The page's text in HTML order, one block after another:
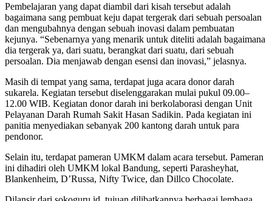
Pembelajaran yang dapat diambil dari kisah tersebut adalah
bagaimana sang pembuat keju dapat tergerak dari sebuah persoalan
dan mengubahnya dengan sebuah inovasi dalam pembuatan
kejunya. “Sebenarnya yang menarik untuk diteliti adalah bagaimana
dia tergerak ya, dari suatu, berangkat dari suatu, dari sebuah
persoalan. Dia menjawab dengan esensi dan inovasi,” jelasnya.
Masih di tempat yang sama, terdapat juga acara donor darah
sukarela. Kegiatan tersebut diselenggarakan mulai pukul 09.00–
12.00 WIB. Kegiatan donor darah ini berkolaborasi dengan Unit
Pelayanan Darah Rumah Sakit Hasan Sadikin. Pada kegiatan ini
panitia menyediakan sebanyak 200 kantong darah untuk para
pendonor.
Selain itu, terdapat pameran UMKM dalam acara tersebut. Pameran
ini dihadiri oleh UMKM lokal Bandung, seperti Parasheyhat,
Blankenheim, D’Russa, Nifty Twice, dan Dillco Chocolate.